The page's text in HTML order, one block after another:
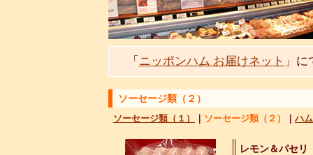
「 ニッポンハム お届けネット 」
ソーセージ類（２）
ソーセージ類（１） ソーセージ類（２） ハ
レモン＆パセリ